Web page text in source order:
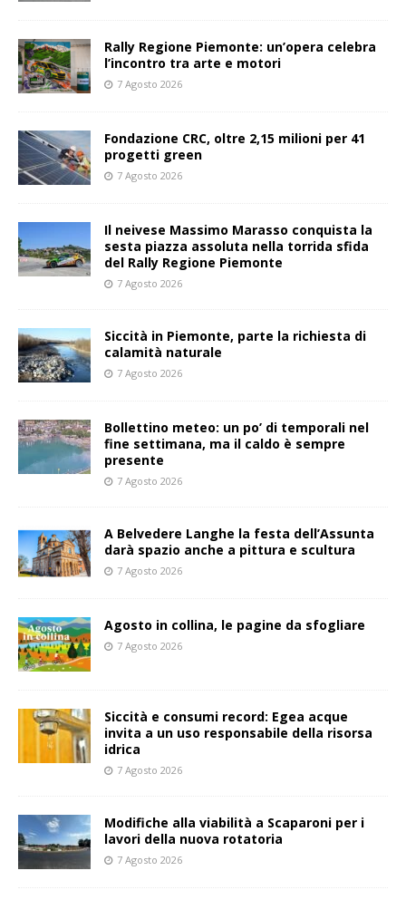
Rally Regione Piemonte: un’opera celebra
l’incontro tra arte e motori
7 Agosto 2026
Fondazione CRC, oltre 2,15 milioni per 41
progetti green
7 Agosto 2026
Il neivese Massimo Marasso conquista la
sesta piazza assoluta nella torrida sfida
del Rally Regione Piemonte
7 Agosto 2026
Siccità in Piemonte, parte la richiesta di
calamità naturale
7 Agosto 2026
Bollettino meteo: un po’ di temporali nel
fine settimana, ma il caldo è sempre
presente
7 Agosto 2026
A Belvedere Langhe la festa dell’Assunta
darà spazio anche a pittura e scultura
7 Agosto 2026
Agosto in collina, le pagine da sfogliare
7 Agosto 2026
Siccità e consumi record: Egea acque
invita a un uso responsabile della risorsa
idrica
7 Agosto 2026
Modifiche alla viabilità a Scaparoni per i
lavori della nuova rotatoria
7 Agosto 2026